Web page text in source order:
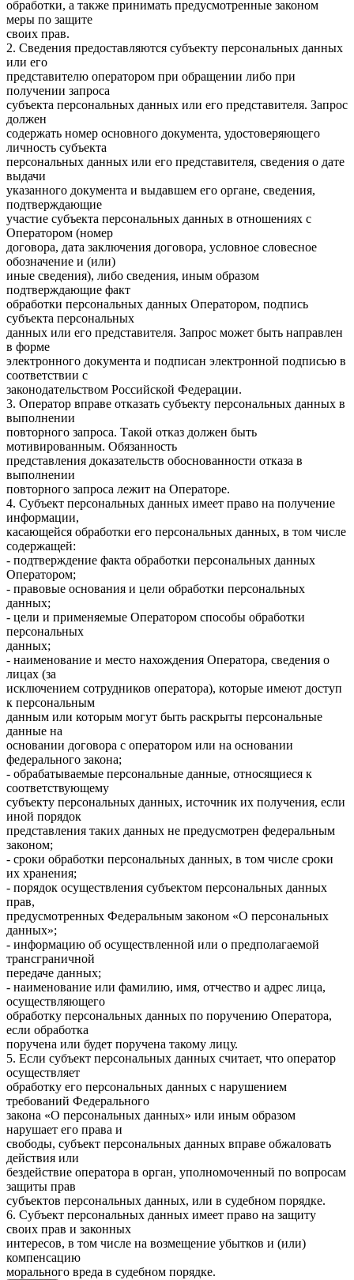
обработки, а также принимать предусмотренные законом
меры по защите
своих прав.
2. Сведения предоставляются субъекту персональных данных
или его
представителю оператором при обращении либо при
получении запроса
субъекта персональных данных или его представителя. Запрос
должен
содержать номер основного документа, удостоверяющего
личность субъекта
персональных данных или его представителя, сведения о дате
выдачи
указанного документа и выдавшем его органе, сведения,
подтверждающие
участие субъекта персональных данных в отношениях с
Оператором (номер
договора, дата заключения договора, условное словесное
обозначение и (или)
иные сведения), либо сведения, иным образом
подтверждающие факт
обработки персональных данных Оператором, подпись
субъекта персональных
данных или его представителя. Запрос может быть направлен
в форме
электронного документа и подписан электронной подписью в
соответствии с
законодательством Российской Федерации.
3. Оператор вправе отказать субъекту персональных данных в
выполнении
повторного запроса. Такой отказ должен быть
мотивированным. Обязанность
представления доказательств обоснованности отказа в
выполнении
повторного запроса лежит на Операторе.
4. Субъект персональных данных имеет право на получение
информации,
касающейся обработки его персональных данных, в том числе
содержащей:
- подтверждение факта обработки персональных данных
Оператором;
- правовые основания и цели обработки персональных
данных;
- цели и применяемые Оператором способы обработки
персональных
данных;
- наименование и место нахождения Оператора, сведения о
лицах (за
исключением сотрудников оператора), которые имеют доступ
к персональным
данным или которым могут быть раскрыты персональные
данные на
основании договора с оператором или на основании
федерального закона;
- обрабатываемые персональные данные, относящиеся к
соответствующему
субъекту персональных данных, источник их получения, если
иной порядок
представления таких данных не предусмотрен федеральным
законом;
- сроки обработки персональных данных, в том числе сроки
их хранения;
- порядок осуществления субъектом персональных данных
прав,
предусмотренных Федеральным законом «О персональных
данных»;
- информацию об осуществленной или о предполагаемой
трансграничной
передаче данных;
- наименование или фамилию, имя, отчество и адрес лица,
осуществляющего
обработку персональных данных по поручению Оператора,
если обработка
поручена или будет поручена такому лицу.
5. Если субъект персональных данных считает, что оператор
осуществляет
обработку его персональных данных с нарушением
требований Федерального
закона «О персональных данных» или иным образом
нарушает его права и
свободы, субъект персональных данных вправе обжаловать
действия или
бездействие оператора в орган, уполномоченный по вопросам
защиты прав
субъектов персональных данных, или в судебном порядке.
6. Субъект персональных данных имеет право на защиту
своих прав и законных
интересов, в том числе на возмещение убытков и (или)
компенсацию
морального вреда в судебном порядке.